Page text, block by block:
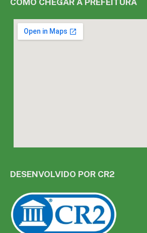
COMO CHEGAR À PREFEITURA
DESENVOLVIDO POR CR2